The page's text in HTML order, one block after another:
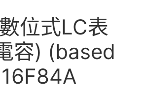
位式LC表
容) (based